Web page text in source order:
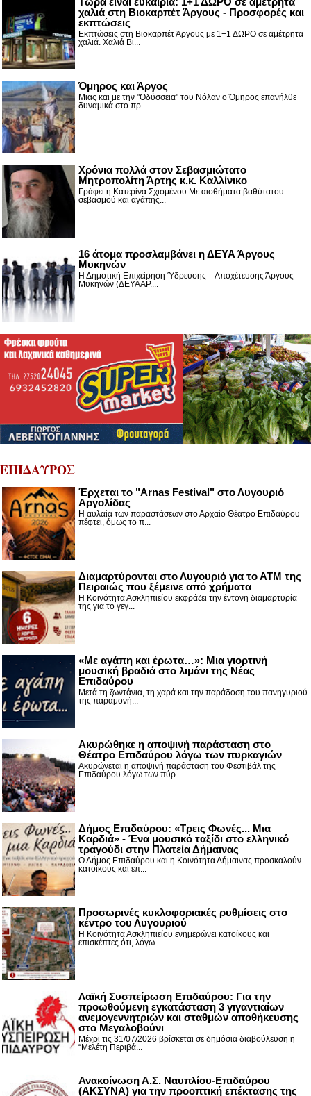
χαλιά στη Βιοκαρπέτ Άργους - Προσφορές και
εκπτώσεις
Εκπτώσεις στη Βιοκαρπέτ Άργους με 1+1 ΔΩΡΟ σε αμέτρητα
χαλιά. Χαλιά Βι...
Όμηρος και Άργος
Μιας και με την "Οδύσσεια" του Νόλαν ο Όμηρος επανήλθε
δυναμικά στο πρ...
Χρόνια πολλά στον Σεβασμιώτατο
Μητροπολίτη Άρτης κ.κ. Καλλίνικο
Γράφει η Κατερίνα Σχισμένου:Με αισθήματα βαθύτατου
σεβασμού και αγάπης...
16 άτομα προσλαμβάνει η ΔΕΥΑ Άργους
Μυκηνών
Η Δημοτική Επιχείρηση Ύδρευσης – Αποχέτευσης Άργους –
Μυκηνών (ΔΕΥΑΑΡ....
ΕΠΙΔΑΥΡΟΣ
Έρχεται το "Arnas Festival" στο Λυγουριό
Αργολίδας
Η αυλαία των παραστάσεων στο Αρχαίο Θέατρο Επιδαύρου
πέφτει, όμως το π...
Διαμαρτύρονται στο Λυγουριό για το ΑΤΜ της
Πειραιώς που ξέμεινε από χρήματα
Η Κοινότητα Ασκληπιείου εκφράζει την έντονη διαμαρτυρία
της για το γεγ...
«Με αγάπη και έρωτα…»: Μια γιορτινή
μουσική βραδιά στο λιμάνι της Νέας
Επιδαύρου
Μετά τη ζωντάνια, τη χαρά και την παράδοση του πανηγυριού
της παραμονή...
Ακυρώθηκε η αποψινή παράσταση στο
Θέατρο Επιδαύρου λόγω των πυρκαγιών
Ακυρώνεται η αποψινή παράσταση του Φεστιβάλ της
Επιδαύρου λόγω των πύρ...
Δήμος Επιδαύρου: «Τρεις Φωνές... Μια
Καρδιά» - Ένα μουσικό ταξίδι στο ελληνικό
τραγούδι στην Πλατεία Δήμαινας
Ο Δήμος Επιδαύρου και η Κοινότητα Δήμαινας προσκαλούν
κατοίκους και επ...
Προσωρινές κυκλοφοριακές ρυθμίσεις στο
κέντρο του Λυγουριού
Η Κοινότητα Ασκληπιείου ενημερώνει κατοίκους και
επισκέπτες ότι, λόγω ...
Λαϊκή Συσπείρωση Επιδαύρου: Για την
προωθούμενη εγκατάσταση 3 γιγαντιαίων
ανεμογεννητριών και σταθμών αποθήκευσης
στο Μεγαλοβούνι
Μέχρι τις 31/07/2026 βρίσκεται σε δημόσια διαβούλευση η
“Μελέτη Περιβά...
Ανακοίνωση Α.Σ. Ναυπλίου-Επιδαύρου
(ΑΚΣΥΝΑ) για την προοπτική επέκτασης της